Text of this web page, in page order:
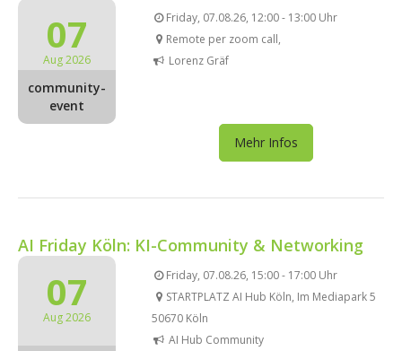
07
Aug 2026
community-
event
Friday, 07.08.26, 12:00 - 13:00 Uhr
Remote per zoom call,
Lorenz Gräf
Mehr Infos
AI Friday Köln: KI-Community & Networking
07
Aug 2026
Friday, 07.08.26, 15:00 - 17:00 Uhr
STARTPLATZ AI Hub Köln, Im Mediapark 5
50670 Köln
AI Hub Community